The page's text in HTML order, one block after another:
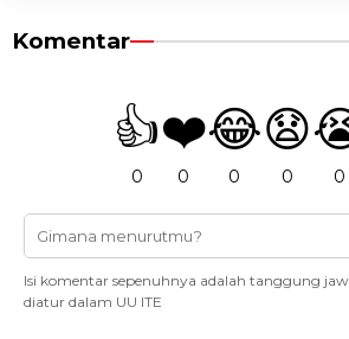
Komentar
👍
0
❤️
0
😂
0
😧
0 0
Isi komentar sepenuhnya adalah tanggung
diatur dalam UU ITE